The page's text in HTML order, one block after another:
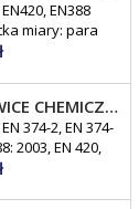
EN388
miary: para
RĘKAWICE CHEMICZNE SUMMITECH SUMIGREEN PRO. GT-F-07 C
374-2, EN 374-
2003, EN 420,
9-10